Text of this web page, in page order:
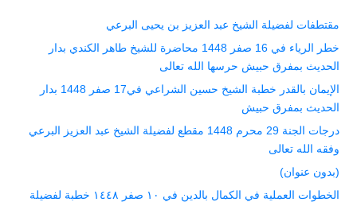
مقتطفات لفضيلة الشيخ عبد العزيز بن يحيى البرعي
خطر الرياء في 16 صفر 1448 محاضرة للشيخ طاهر الكندي بدار
الحديث بمفرق حبيش حرسها الله تعالى
الإيمان بالقدر خطبة الشيخ حسين الشراعي في17 صفر 1448 بدار
الحديث بمفرق حبيش
درجات الجنة 29 محرم 1448 مقطع لفضيلة الشيخ عبد العزيز البرعي
وفقه الله تعالى
(بدون عنوان)
الخطوات العملية في الكمال بالدين في ١٠ صفر ١٤٤٨ خطبة لفضيلة